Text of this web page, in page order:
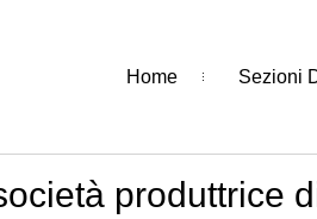
Home Sezioni
produttrice